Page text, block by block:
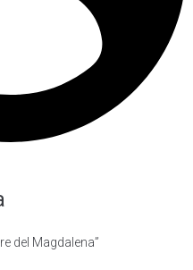
del Magdalena”